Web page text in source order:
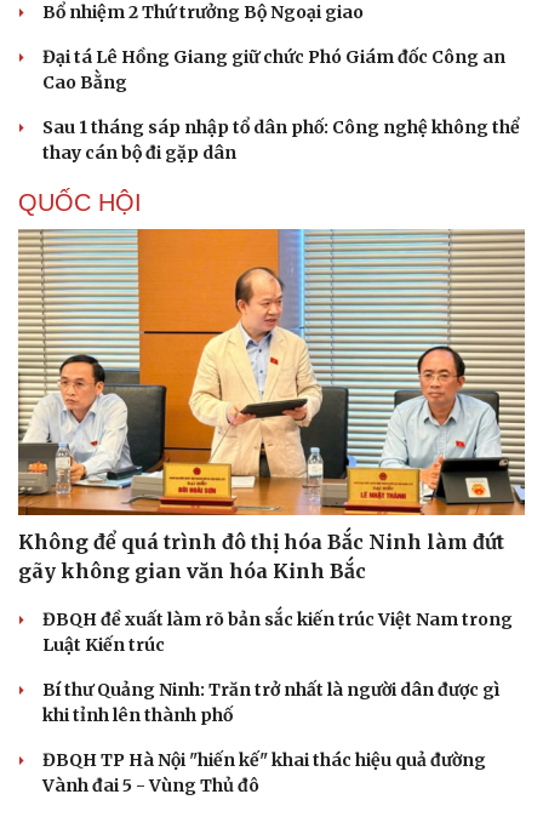
Bổ nhiệm 2 Thứ trưởng Bộ Ngoại giao
Đại tá Lê Hồng Giang giữ chức Phó Giám đốc Công an
Cao Bằng
Sau 1 tháng sáp nhập tổ dân phố: Công nghệ không thể
thay cán bộ đi gặp dân
QUỐC HỘI
Không để quá trình đô thị hóa Bắc Ninh làm đứt
gãy không gian văn hóa Kinh Bắc
ĐBQH đề xuất làm rõ bản sắc kiến trúc Việt Nam trong
Luật Kiến trúc
Bí thư Quảng Ninh: Trăn trở nhất là người dân được gì
khi tỉnh lên thành phố
ĐBQH TP Hà Nội "hiến kế" khai thác hiệu quả đường
Vành đai 5 - Vùng Thủ đô